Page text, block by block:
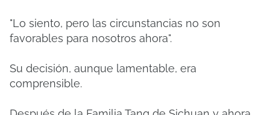
"Lo siento, pero las circunstancias no son
favorables para nosotros ahora".
Su decisión, aunque lamentable, era
comprensible.